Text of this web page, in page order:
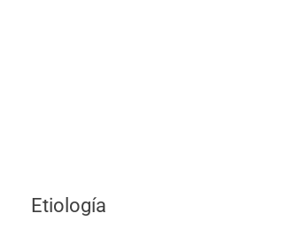
Etiología